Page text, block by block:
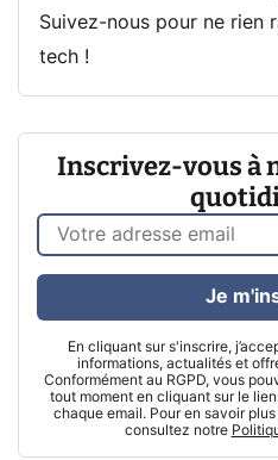
Suivez-nous pour ne rien
tech !
Inscrivez-vous à
En cliquant sur s'inscrire,
informations, actualités et
Conformément au RGPD, vous
tout moment en cliquant sur le
chaque email. Pour en savoir
consultez notre
Je